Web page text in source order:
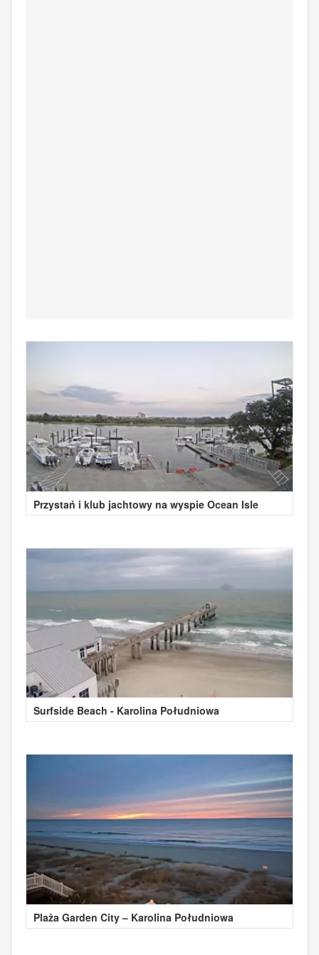
Przystań i klub jachtowy na wyspie Ocean Isle
Surfside Beach - Karolina Południowa
Plaża Garden City – Karolina Południowa